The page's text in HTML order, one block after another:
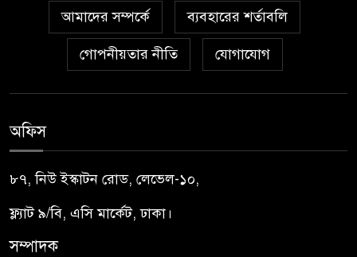
আমাদের সম্পর্কে ব্যবহারের শর্তাবলি
গোপনীয়তার নীতি যোগাযোগ
অফিস
৮৭, নিউ ইস্কাটন রোড, লেভেল-১০,
ফ্ল্যাট ৯/বি, এসি মার্কেট, ঢাকা।
সম্পাদক